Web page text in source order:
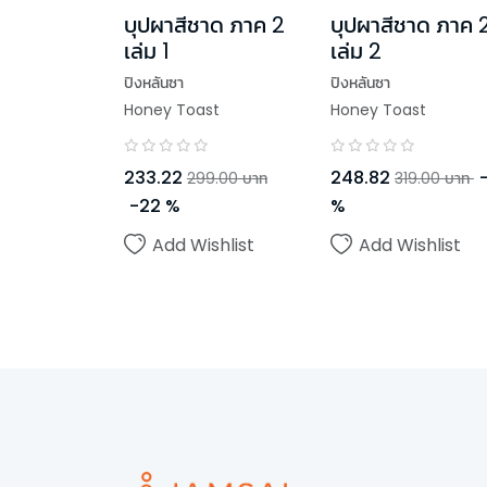
บุปผาสีชาด ภาค 2
เล่ม 1
ปิงหลันซา
Honey Toast
233.22 299.00 บาท
-22 %
Add Wishlist
บุปผาสีชาด ภาค
เล่ม 2
ปิงหลันซา
Honey Toast
248.82 319.00 บาท -
%
Add Wishlist